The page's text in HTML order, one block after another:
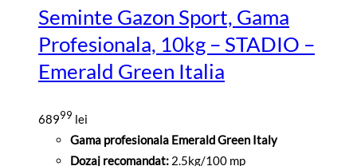
Seminte Gazon Sport, Gama
Profesionala, 10kg – STADIO –
Emerald Green Italia
68999 lei
Gama profesionala Emerald Green Italy
Dozaj recomandat: 2.5kg/100 mp